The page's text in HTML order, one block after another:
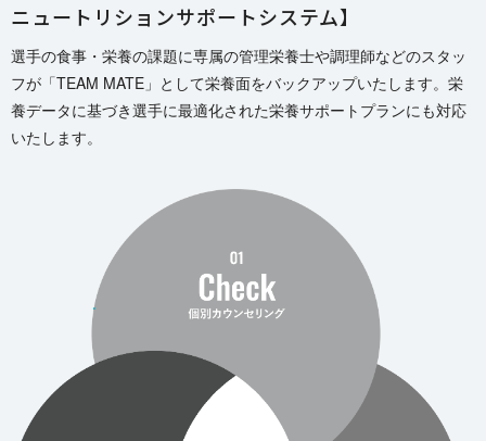
ニュートリションサポートシステム】
選手の食事・栄養の課題に専属の管理栄養士や調理師などのスタッ
フが「TEAM MATE」として栄養面をバックアップいたします。栄
養データに基づき選手に最適化された栄養サポートプランにも対応
いた し ま す 。